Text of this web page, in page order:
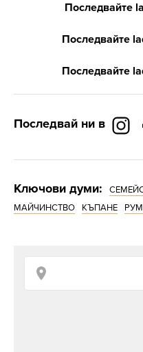
Последвайте
Последвайте
Последвайте
Последвай ни в
Ключови думи:
МАЙЧИНСТВО
КЪПАНЕ